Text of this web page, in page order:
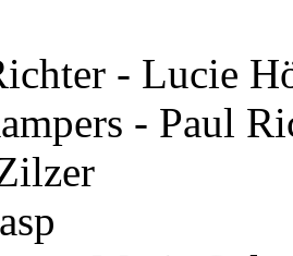
- Lucie
- Paul